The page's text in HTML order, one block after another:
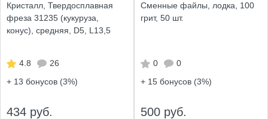
Кристалл, Твердосплавная
фреза 31235 (кукуруза,
конус), средняя, D5, L13,5
4.8
26
+ 13 бонусов (3%)
434 руб.
Сменные файлы, лодка, 100
грит, 50 шт.
0
0
+ 15 бонусов (3%)
500 руб.